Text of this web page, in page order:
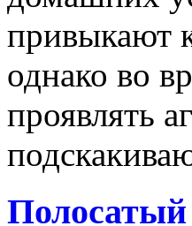
привыкают
однако во
проявлять